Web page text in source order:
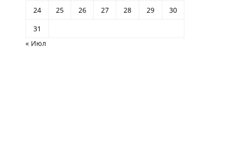
24
25 26 27 28 29
30
31
« Июл